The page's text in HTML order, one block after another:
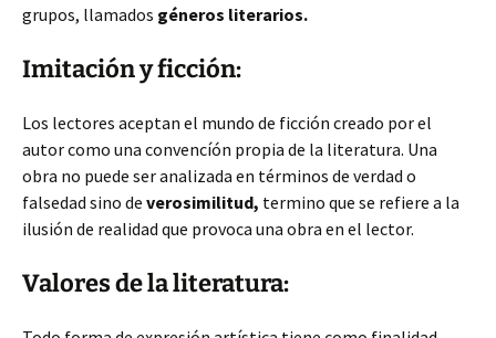
grupos, llamados géneros literarios.
Imitación y ficción:
Los lectores aceptan el mundo de ficción creado por el
autor como una convencíón propia de la literatura. Una
obra no puede ser analizada en términos de verdad o
falsedad sino de verosimilitud, termino que se refiere a la
ilusión de realidad que provoca una obra en el lector.
Valores de la literatura: